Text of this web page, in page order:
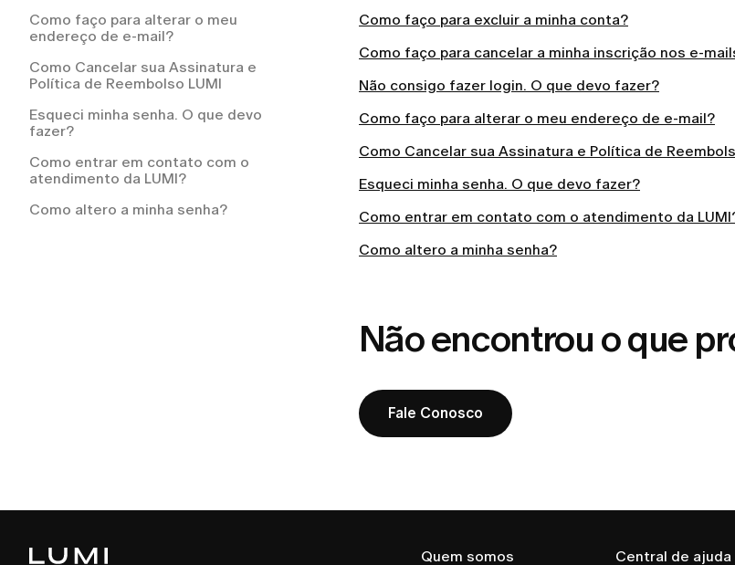
O que acontece se um item do meu
pedido estiver fora de estoque?
Preciso pagar pelo frete de devolução?
Como faço para alterar o meu
endereço de e-mail?
Como Cancelar sua Assinatura e
Política de Reembolso LUMI
Esqueci minha senha. O que devo
fazer?
Como entrar em contato com o
atendimento da LUMI?
Como altero a minha senha?
Como faço para excluir a minha conta?
Como faço para cancelar a minha inscrição nos e-
Não consigo fazer login. O que devo fazer?
Como faço para alterar o meu endereço de e-mail?
Como Cancelar sua Assinatura e Política de
Esqueci minha senha. O que devo fazer?
Como entrar em contato com o atendimento da
Como altero a minha senha?
Não encontrou o que
Fale Conosco
Quem somos Central de ajuda